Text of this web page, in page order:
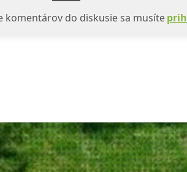
komentárov do diskusie sa musíte